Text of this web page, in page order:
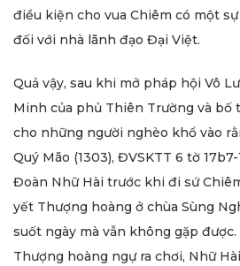
điều kiện cho vua Chiêm có một
đối với nhà lãnh đạo Đại Việt.
Quả vậy, sau khi mở pháp hội Vô
Minh của phủ Thiên Trường và bố
cho những người nghèo khổ vào
Quý Mão (1303), ĐVSKTT 6 tờ
Đoàn Nhữ Hài trước khi đi sứ
yết Thượng hoàng ở chùa Sùng
suốt ngày mà vẫn không gặp
Thượng hoàng ngự ra chơi, Nhữ